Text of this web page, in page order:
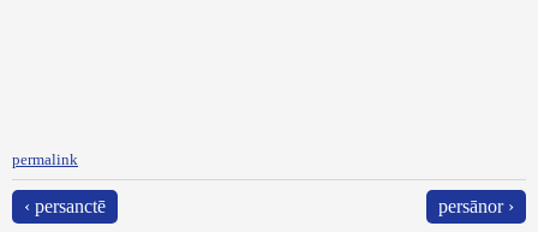
permalink
‹ persanctē persānor ›